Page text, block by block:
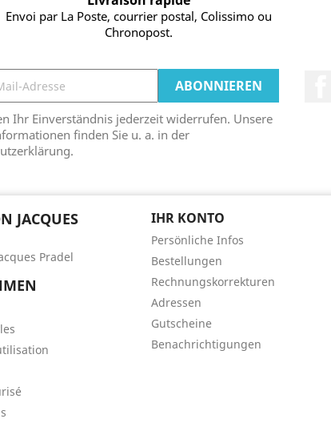
Envoi par La Poste, courrier postal, Colissimo ou
Chronopost.
Ihr Einverständnis jederzeit widerrufen. Unsere
finden Sie u. a. in der
JACQUES
Pradel
IHR KONTO
Persönliche Infos
Bestellungen
Rechnungskorrekturen
Adressen
Gutscheine
Benachrichtigungen